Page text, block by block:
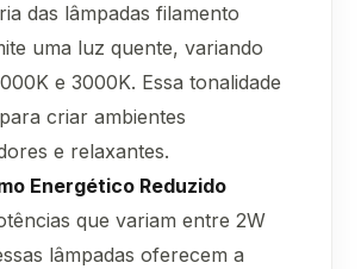
das lâmpadas filamento
uma luz quente, variando
e 3000K. Essa tonalidade
criar ambientes
e relaxantes.
Energético Reduzido
que variam entre 2W
lâmpadas oferecem a